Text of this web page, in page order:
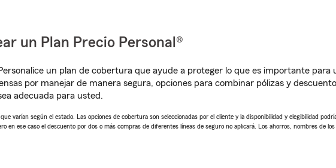
un Plan Precio Personal®
un plan de cobertura que ayude a proteger lo que es importante para
por manejar de manera segura, opciones para combinar pólizas y
adecuada para usted.
varían según el estado. Las opciones de cobertura son seleccionadas por el cliente y la disponibilidad y elegibilidad
en ese caso el descuento por dos o más compras de diferentes líneas de seguro no aplicará. Los ahorros, nombres de